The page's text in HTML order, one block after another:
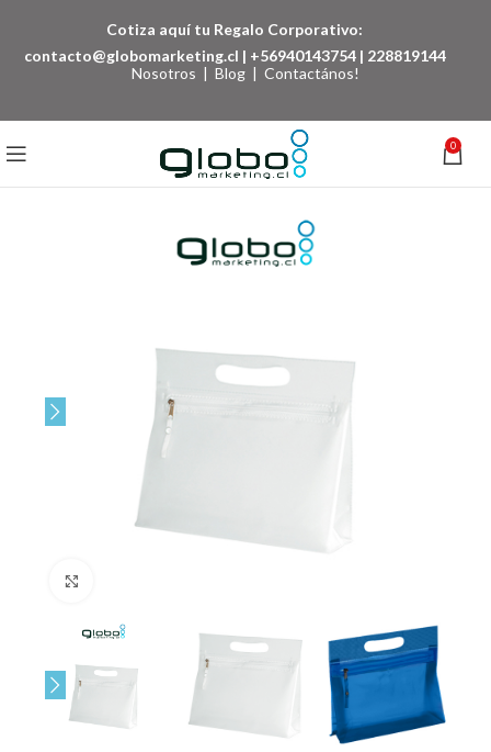
Cotiza aquí tu Regalo Corporativo:
contacto@globomarketing.cl | +56940143754 | 228819144
Nosotros | Blog | Contactános!
0